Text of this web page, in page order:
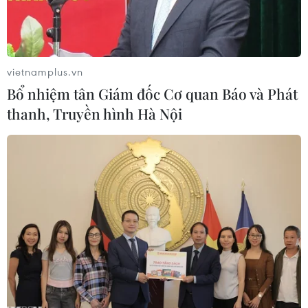
lịch sử.
Bài viết trên trang Radio Reloj ngày 12/9. (Ảnh chụp màn hình)
Theo phóng viên TTXVN tại Cuba,
“Vì Việt Nam,
chúng ta nguyện hiến dâng cả máu”là tiêu đề
vietnamplus.vn
Bổ nhiệm tân Giám đốc Cơ quan Báo và Phát
thanh, Truyền hình Hà Nội